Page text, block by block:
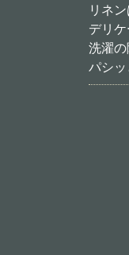
リネ
デリ
洗濯の
パシ